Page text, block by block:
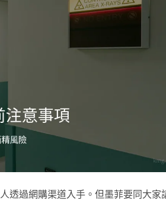
透過網購渠道入手。但墨菲要同大家